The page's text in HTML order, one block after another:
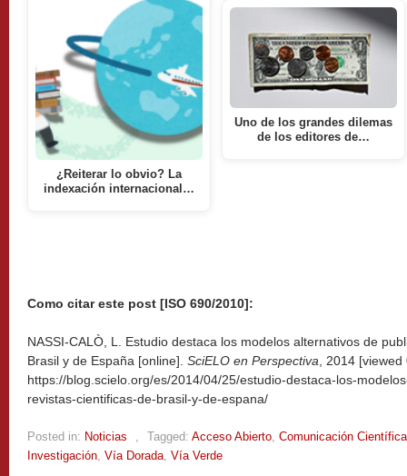
¿Reiterar lo obvio? La
indexación internacional…
Uno de los grandes dilemas
de los editores de…
Como citar este post [ISO 690/2010]:
NASSI-CALÒ, L. Estudio destaca los modelos alternativos de
Brasil y de España [online]. SciELO en Perspectiva , 2014 [viewed
https://blog.scielo.org/es/2014/04/25/estudio-destaca-los-
revistas-cientificas-de-brasil-y-de-espana/
Posted in: Noticias Tagged: Acceso Abierto Comunicación Científica
Investigación Vía Dorada Vía Verde